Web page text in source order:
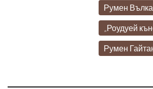
Румен Вълка
„Роудуей
Румен